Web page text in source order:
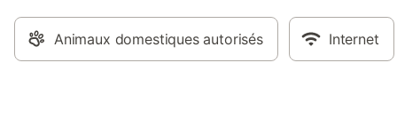
Animaux domestiques autorisés Internet